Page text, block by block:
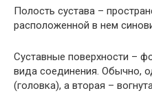
Полость сустава –
расположенной в нем
Суставные поверхности –
вида соединения. Обычно,
(головка), а вторая –